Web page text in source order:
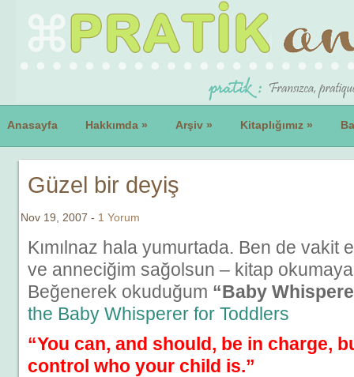
Anasayfa Hakkımda » Arşiv » Kitaplığımız »
Güzel bir deyiş
Nov 19, 2007 - 1 Yorum
Kımılnaz hala yumurtada. Ben de vakit
ve anneciğim sağolsun – kitap
Beğenerek okuduğum “Baby
the Baby Whisperer for Toddlers
“You can, and should, be in charge,
control who your child is.”